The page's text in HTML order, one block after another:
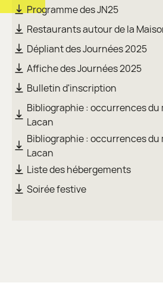
Programme des JN25
Restaurants autour de la
Dépliant des Journées 2025
Affiche des Journées 2025
Bulletin d'inscription
Bibliographie : occurrences du
Lacan
Bibliographie : occurrences du
Lacan
Liste des hébergements
Soirée festive